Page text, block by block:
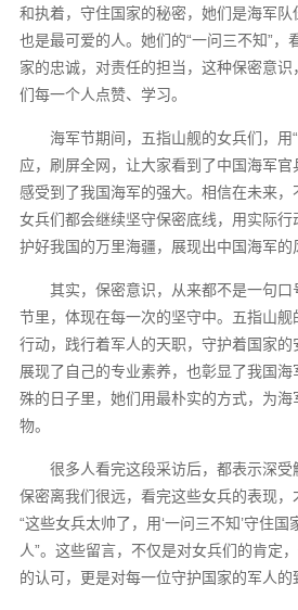
和执着，守住国家的秘密，她们是海军队
也是最可爱的人。她们的“一问三不知”，
家的忠诚，对责任的担当，这种保密意
们每一个人点赞、学习。
海军节期间，五指山舰的女兵们，用
应，刷屏全网，让大家看到了中国海军
感受到了我国海军的强大。相信在未来
女兵们都会继续坚守保密底线，用实际
护好我国的万里海疆，展现出中国海军的
其实，保密意识，从来都不是一句口
节里，体现在每一次的坚守中。五指山
行动，践行着军人的天职，守护着国家
展现了自己的专业素养，也彰显了我国
殊的日子里，她们用最朴实的方式，为
物。
很多人看完这段采访后，都表示深受
保密离我们很远，看完这些女兵的表现，
“这些女兵太帅了，用‘一问三不知’守住
人”。这些留言，不仅是对女兵们的肯定
的认可，更是对每一位守护国家的军人的